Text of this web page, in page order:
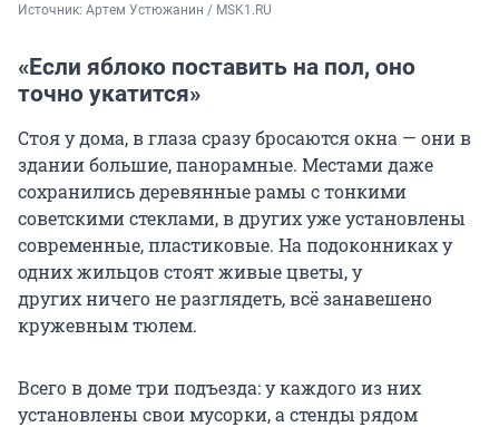
Источник: Артем Устюжанин / MSK1.RU
«Если яблоко поставить на пол, оно
точно укатится»
Стоя у дома, в глаза сразу бросаются окна — они в
здании большие, панорамные. Местами даже
сохранились деревянные рамы с тонкими
советскими стеклами, в других уже установлены
современные, пластиковые. На подоконниках у
одних жильцов стоят живые цветы, у
других ничего не разглядеть, всё занавешено
кружевным тюлем.
Всего в доме три подъезда: у каждого из них
установлены свои мусорки, а стенды рядом